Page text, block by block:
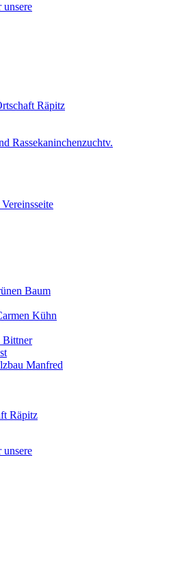
unsere
Rassekaninchenzuchtv.
Baum
Kühn
Bittner
Manfred
unsere